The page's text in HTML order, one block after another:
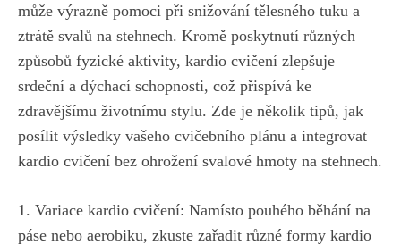
může výrazně pomoci při snižování tělesného tuku a
ztrátě svalů na stehnech. Kromě‍ poskytnutí⁣ různých
způsobů fyzické aktivity, kardio cvičení ‍zlepšuje
srdeční​ a dýchací schopnosti,⁢ což přispívá ⁣ke‌
zdravějšímu⁤ životnímu stylu. ‍Zde je několik ⁤tipů, jak⁤
posílit výsledky vašeho cvičebního plánu ⁣a integrovat
kardio cvičení bez ohrožení svalové hmoty‌ na ⁤stehnech.
1. Variace⁤ kardio cvičení: Namísto pouhého běhání na
páse nebo ​aerobiku, zkuste zařadit různé formy kardio